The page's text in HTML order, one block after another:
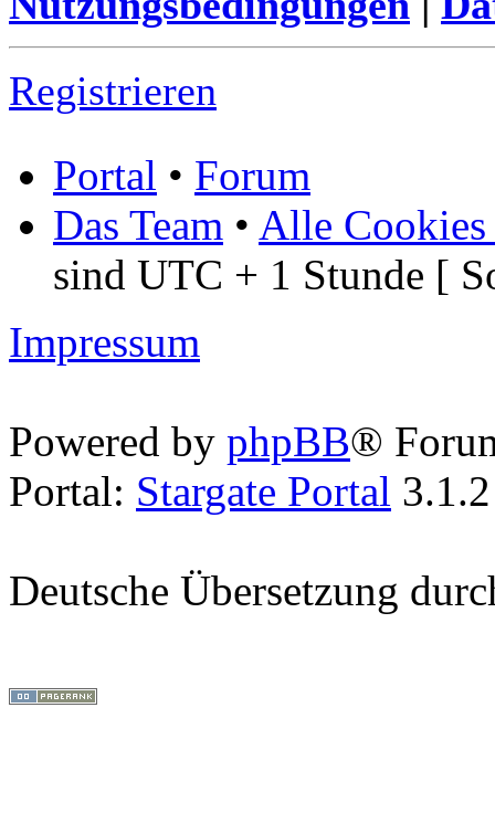
Registrieren
Portal • Forum
Das Team • Alle Cookies
sind UTC + 1 Stunde [
Impressum
Powered by phpBB®
Portal: Stargate Portal
Deutsche Übersetzung